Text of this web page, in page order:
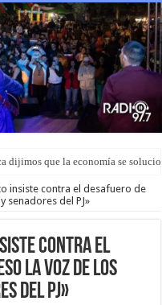
solar y generará su propia
insiste contra el desafuero de
senadores del PJ»
contra el
la voz de los
del PJ»